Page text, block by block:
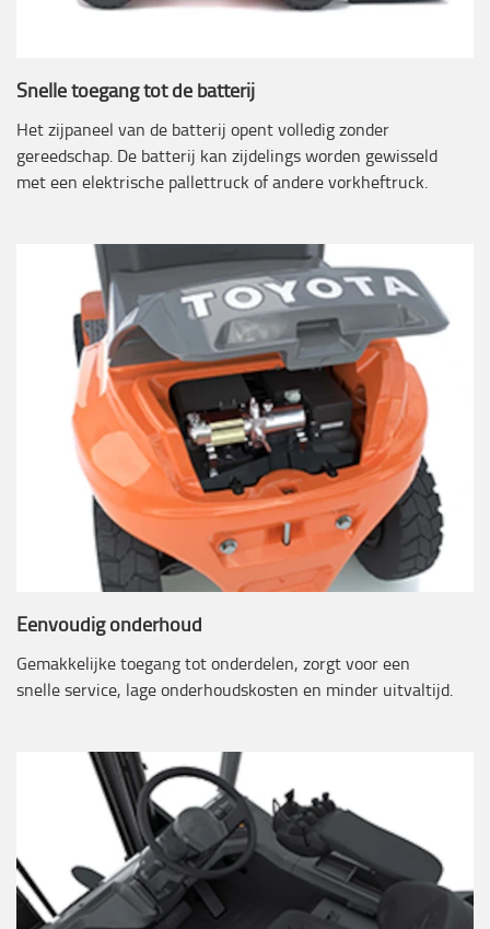
Snelle toegang tot de batterij
Het zijpaneel van de batterij opent volledig zonder
gereedschap. De batterij kan zijdelings worden gewisseld
met een elektrische pallettruck of andere vorkheftruck.
Eenvoudig onderhoud
Gemakkelijke toegang tot onderdelen, zorgt voor een
snelle service, lage onderhoudskosten en minder uitvaltijd.